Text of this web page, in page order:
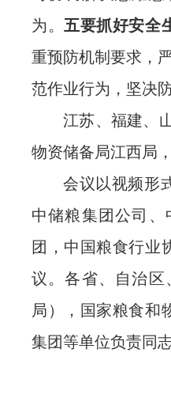
为。 五要抓好安全
重预防机制要求，
范作业行为，坚决
江苏、福建、
物资储备局江西局
会议以视频形
中储粮集团公司
团，中国粮食行业
议。各省、自治
局），国家粮食和
集团等单位负责同